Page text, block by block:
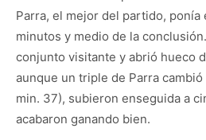
Parra, el mejor del partido, ponía
minutos y medio de la
conjunto visitante y abrió hueco
aunque un triple de Parra
min. 37), subieron enseguida a
acabaron ganando bien.